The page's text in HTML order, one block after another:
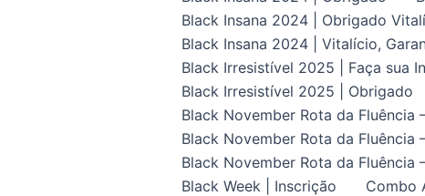
Black Insana 2024 | Obrigado
Black Insana 2024 | Vitalício,
Black Irresistível 2025 | Faça sua
Black Irresistível 2025 | Obrigado
Black November Rota da Fluência
Black November Rota da Fluência
Black November Rota da Fluência
Black Week | Inscrição
Combo